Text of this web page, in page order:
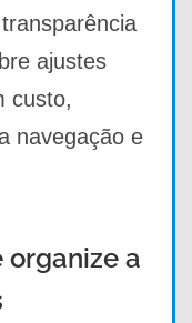
ajustes
custo,
navegação e
organize a